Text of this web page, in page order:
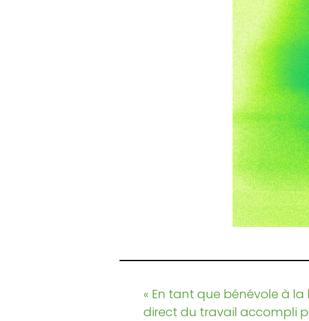
« En tant que bénévole à
direct du travail accompli